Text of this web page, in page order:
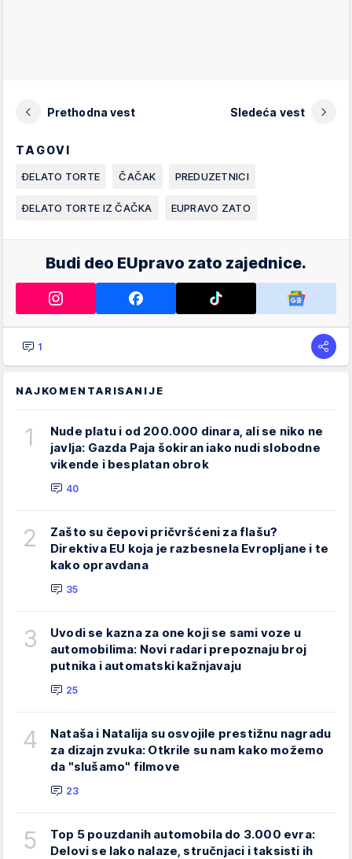
Prethodna vest Sledeća vest
TAGOVI
ĐELATO TORTE ČAČAK PREDUZETNICI
ĐELATO TORTE IZ ČAČKA EUPRAVO ZATO
Budi deo EUpravo zato zajednice.
1
NAJKOMENTARISANIJE
1
Nude platu i od 200.000 dinara, ali se niko ne
javlja: Gazda Paja šokiran iako nudi slobodne
vikende i besplatan obrok
40
2
Zašto su čepovi pričvršćeni za flašu?
Direktiva EU koja je razbesnela Evropljane i te
kako opravdana
35
3
Uvodi se kazna za one koji se sami voze u
automobilima: Novi radari prepoznaju broj
putnika i automatski kažnjavaju
25
4
Nataša i Natalija su osvojile prestižnu nagradu
za dizajn zvuka: Otkrile su nam kako možemo
da "slušamo" filmove
23
5
Top 5 pouzdanih automobila do 3.000 evra:
Delovi se lako nalaze, stručnjaci i taksisti ih